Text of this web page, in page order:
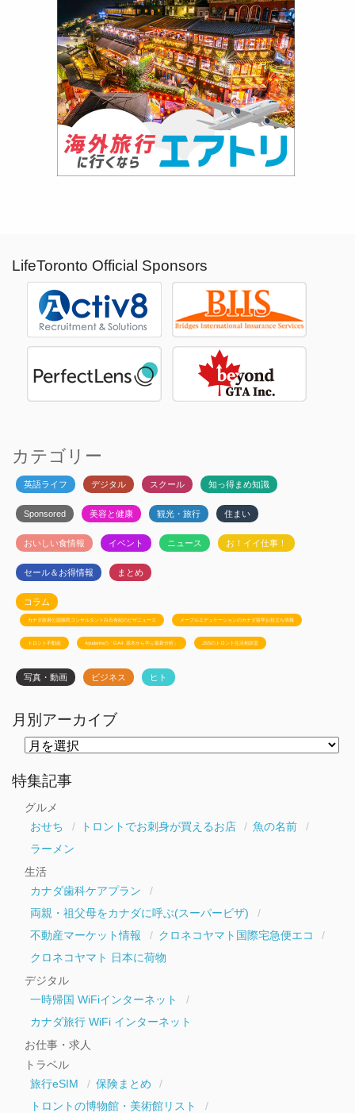
LifeToronto Official Sponsors
カテゴリー
英語ライフ デジタル スクール 知っ得まめ知識
Sponsored 美容と健康 観光・旅行 住まい
おいしい食情報 イベント ニュース お！イイ仕事！
セール＆お得情報 まとめ
コラム
カナダ政府公認移民コンサルタント白石有紀のビザニュース メープルエデュケーションのカナダ留学お役立ち情報
トロント不動産 Ayudanteの「GA4: 基本から学ぶ最新分析」 JSSのトロント生活相談室
写真・動画 ビジネス ヒト
月別アーカイブ
ー
カ
特集記事
グルメ
おせち
トロントでお刺身が買えるお店
魚の名前
ラーメン
生活
カナダ歯科ケアプラン
両親・祖父母をカナダに呼ぶ(スーパービザ)
不動産マーケット情報
クロネコヤマト国際宅急便エコ
クロネコヤマト 日本に荷物
デジタル
一時帰国 WiFiインターネット
カナダ旅行 WiFi インターネット
お仕事・求人
トラベル
旅行eSIM
保険まとめ
トロントの博物館・美術館リスト